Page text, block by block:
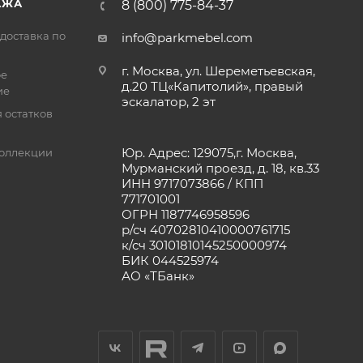
по
8 (800) 775-84-37
info@parkmebel.com
г. Москва, ул. Шереметьевская,
д.20 ТЦ«Капитолий», правый
эскалатор, 2 эт
Юр. Адрес: 129075,г. Москва,
Мурманский проезд, д. 18, кв.33
ИНН 9717073866 / КПП
771701001
ОГРН 1187746958596
р/сч 40702810410000761715
к/сч 30101810145250000974
БИК 044525974
АО «ТБанк»